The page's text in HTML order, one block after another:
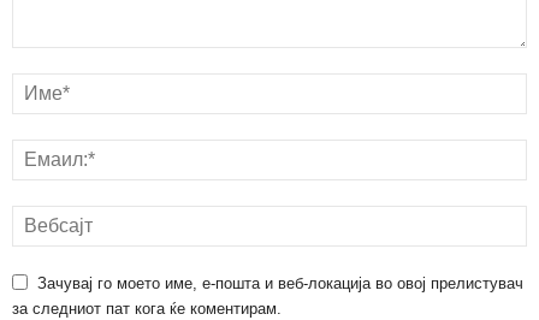
Зачувај го моето име, е-пошта и веб-локација во овој прелистувач
за следниот пат кога ќе коментирам.